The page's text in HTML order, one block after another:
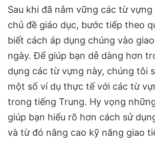
Sau khi đã nắm vững các từ
chủ đề giáo dục, bước tiếp theo
biết cách áp dụng chúng vào
ngày. Để giúp bạn dễ dàng hơn
dụng các từ vựng này, chúng tôi
một số ví dụ thực tế với các từ
trong tiếng Trung. Hy vọng
giúp bạn hiểu rõ hơn cách sử
và từ đó nâng cao kỹ năng giao